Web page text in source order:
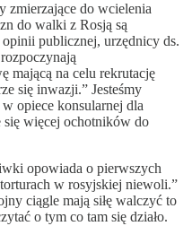
zmierzające do wcielenia
do walki z Rosją są
publicznej, urzędnicy ds.
mającą na celu rekrutację
się inwazji.” Jesteśmy
opiece konsularnej dla
się więcej ochotników do
opowiada o pierwszych
w rosyjskiej niewoli.”
ciągle mają siłę walczyć to
o tym co tam się działo.